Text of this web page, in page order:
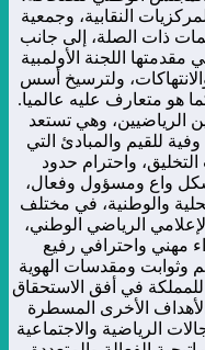
النقابية، وجمعية
ذات الصلة، إلى جانب
مقدمتها اللجنة الأولمبية
ولترسيخ أسس
هو متعارف عليه عالميا.
الرياضيين، وهي تستعد
للقيم والمبادئ التي
واحترام حدود
واع ومسؤول وفعال،
والوطنية، في مختلف
الرياضي الوطني،
مهني واحترافي رفيع
وثوابت ومقدسات الهوية
للمملكة في أفق الاستحقاق
المتمثل في مونديال 2030، والأهداف الأخرى المسطرة
الرياضية والاجتماعية